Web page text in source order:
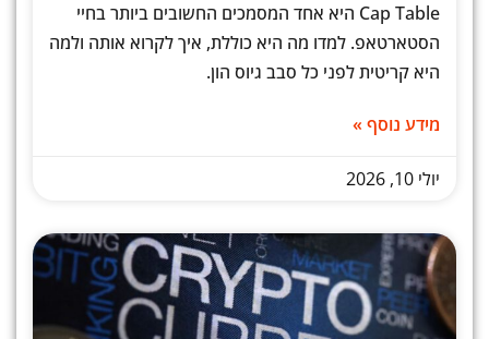
Cap Table היא אחד המסמכים החשובים ביותר בחיי
הסטארטאפ. למדו מה היא כוללת, איך לקרוא אותה ולמה
היא קריטית לפני כל סבב גיוס הון.
מידע נוסף »
יולי 10, 2026